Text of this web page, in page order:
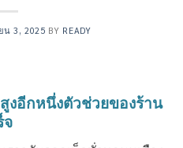
น 3, 2025 BY READY
อีกหนึ่งตัวช่วยของร้าน